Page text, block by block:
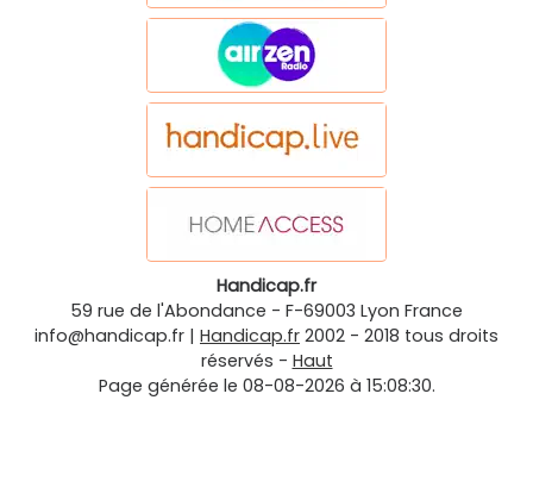
Handicap.fr
59 rue de l'Abondance - F-69003 Lyon France
info@handicap.fr | Handicap.fr 2002 - 2018 tous droits
réservés - Haut
Page générée le 08-08-2026 à 15:08:30.